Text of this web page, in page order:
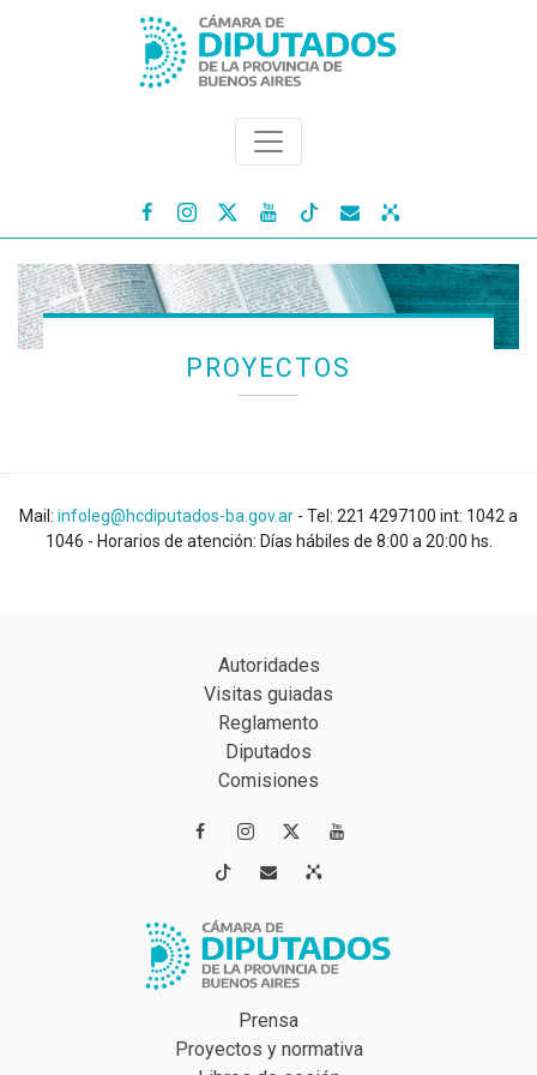
   
PROYECTOS
Mail: infoleg@hcdiputados-ba.gov.ar - Tel: 221 4297100 int: 1042 a
1046 - Horarios de atención: Días hábiles de 8:00 a 20:00 hs.
Autoridades
Visitas guiadas
Reglamento
Diputados
Comisiones
 
 
Prensa
Proyectos y normativa